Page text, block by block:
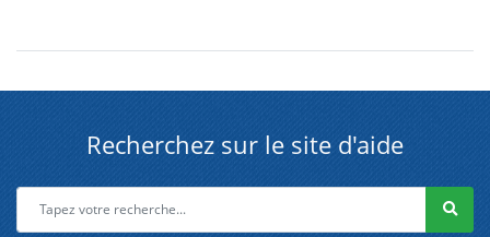
Recherchez sur le site d'aide